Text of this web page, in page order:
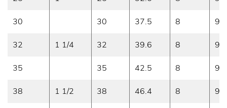
30 30 37.5 8 9
32 1 1/4 32 39.6 8 9
35 35 42.5 8 9
38 1 1/2 38 46.4 8 9